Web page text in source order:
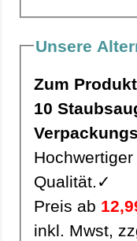
Unsere
Zum
10 Staubsaugerbeutel, Staubbeutel Y15 pro
Qualität.✓
Preis ab
inkl. Mwst,